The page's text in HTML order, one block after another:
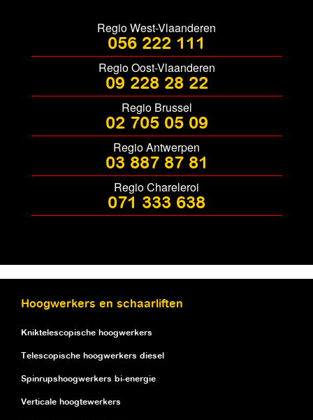
Regio West-Vlaanderen
056 222 111
Regio Oost-Vlaanderen
09 228 28 22
Regio Brussel
02 705 05 09
Regio Antwerpen
03 887 87 81
Regio Chareleroi
071 333 638
Hoogwerkers en schaarliften
Kniktelescopische hoogwerkers
Telescopische hoogwerkers diesel
Spinrupshoogwerkers bi-energie
Verticale hoogtewerkers